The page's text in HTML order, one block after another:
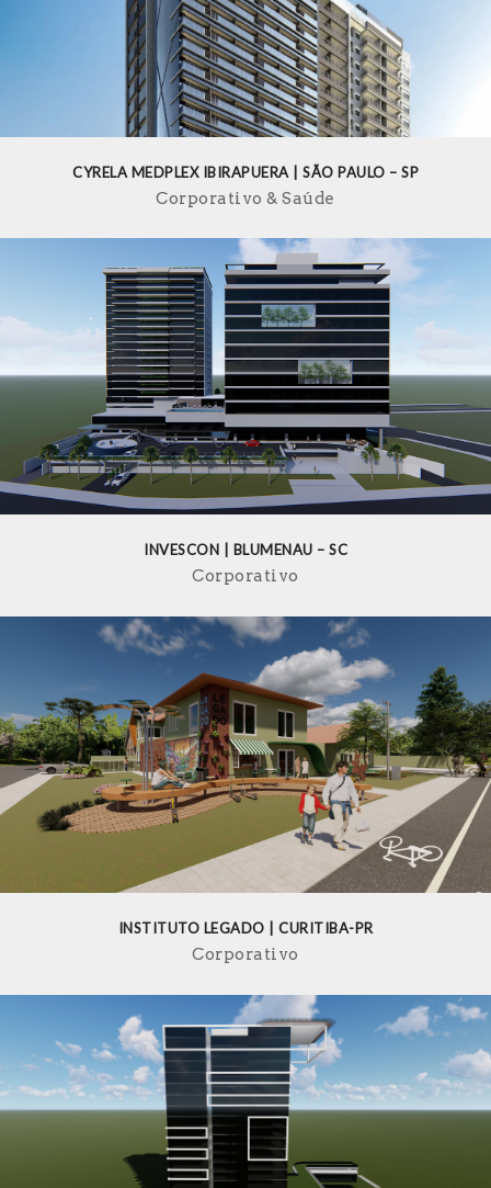
CYRELA MEDPLEX IBIRAPUERA | SÃO PAULO – SP
Corporativo Saúde
INVESCON | BLUMENAU – SC
Corporativo
INSTITUTO LEGADO | CURITIBA-PR
Corporativo